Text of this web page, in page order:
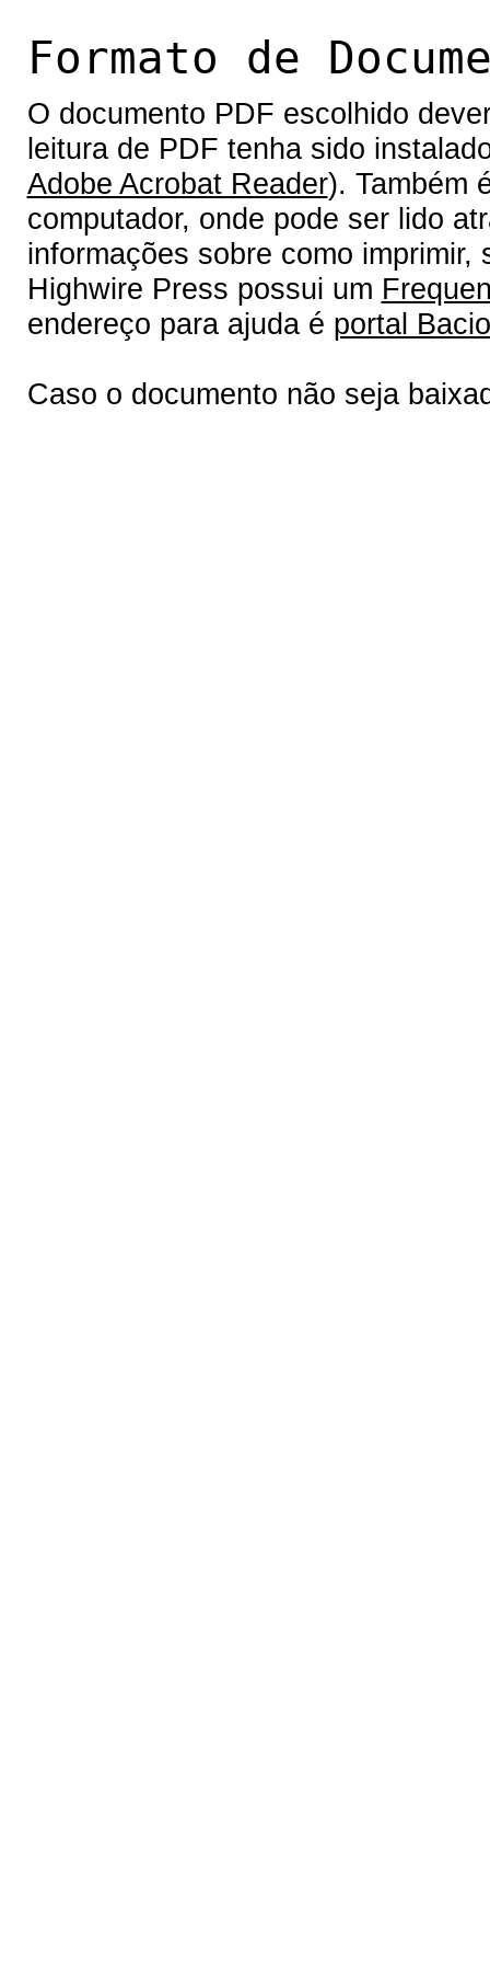
Formato de
O documento PDF escolhido
leitura de PDF tenha sido
Adobe Acrobat Reader). Também
computador, onde pode ser lido
informações sobre como
Highwire Press possui um
endereço para ajuda é portal
Caso o documento não seja